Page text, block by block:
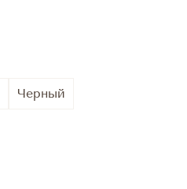
Черный